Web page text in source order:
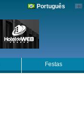
Português
Festas